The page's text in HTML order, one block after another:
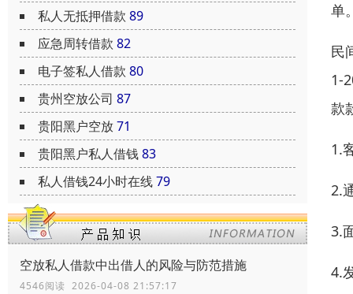
私人无抵押借款 89
应急周转借款 82
电子签私人借款 80
贵州空放公司 87
贵阳黑户空放71
贵阳黑户私人借钱83
私人借钱24小时在线79
空放私人借款中出借人的风险与防范措施
4546阅读 2026-04-08 21:57:17
单
民
1-
款
1.
2.
3.
4.